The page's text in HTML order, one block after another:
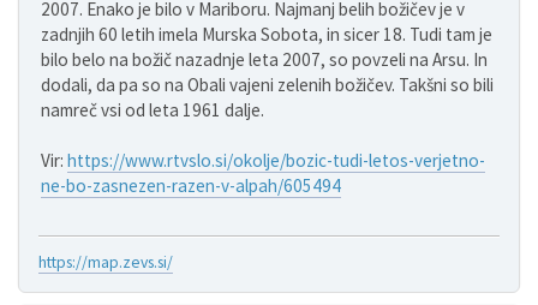
2007. Enako je bilo v Mariboru. Najmanj belih božičev je v
zadnjih 60 letih imela Murska Sobota, in sicer 18. Tudi tam je
bilo belo na božič nazadnje leta 2007, so povzeli na Arsu. In
dodali, da pa so na Obali vajeni zelenih božičev. Takšni so bili
namreč vsi od leta 1961 dalje.
Vir: https://www.rtvslo.si/okolje/bozic-tudi-letos-verjetno-
ne-bo-zasnezen-razen-v-alpah/605494
https://map.zevs.si/